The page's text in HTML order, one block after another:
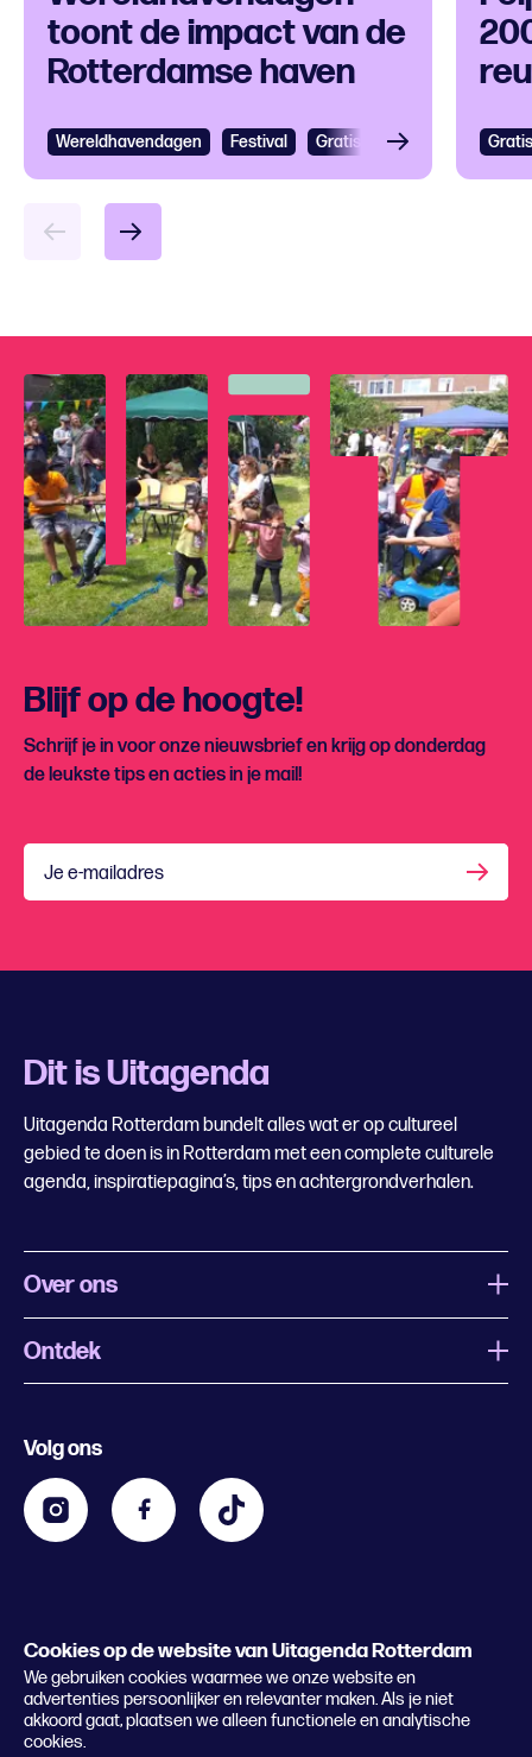
Cookies op de website van Uitagenda Rotterdam
We gebruiken cookies waarmee we onze website en
advertenties persoonlijker en relevanter maken. Als je niet
akkoord gaat, plaatsen we alleen functionele en analytische
cookies.
toont de impact van de
Rotterdamse haven
Wereldhavendagen Festival Gratis Festival
Bekijken
Blijf op de hoogte!
Schrijf je in voor onze nieuwsbrief en krijg op donderdag
de leukste tips en acties in je mail!
Je e-mailadres
Dit is Uitagenda
Uitagenda Rotterdam bundelt alles wat er op cultureel
gebied te doen is in Rotterdam met een complete culturele
agenda, inspiratiepagina’s, tips en achtergrondverhalen.
Over ons
Wat is Uitagenda Rotterdam
Contact
Zakelijk
Lees het magazine
Ontdek
Kids
Volg ons
© 2026 Rotterdam Festivals